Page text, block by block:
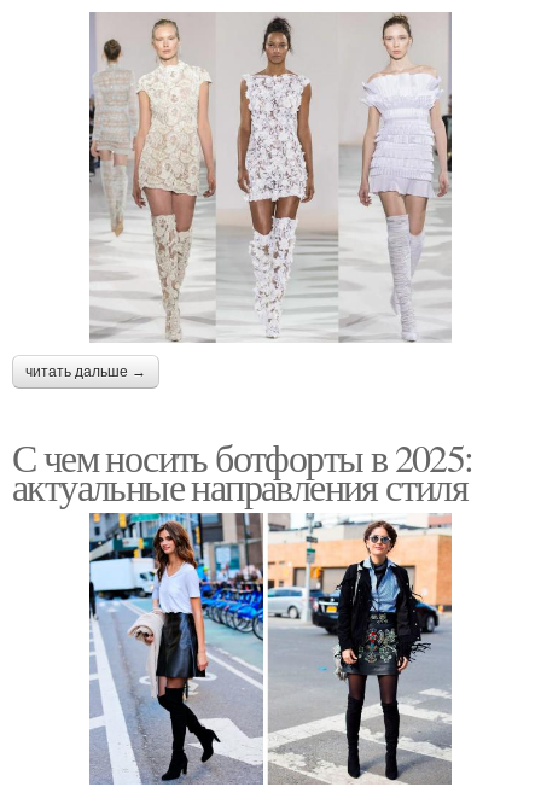
читать дальше →
С чем носить ботфорты в 2025:
актуальные направления стиля